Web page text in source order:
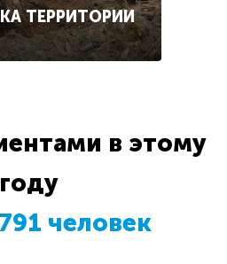
ТЕРРИТОРИИ
в этому
году
человек